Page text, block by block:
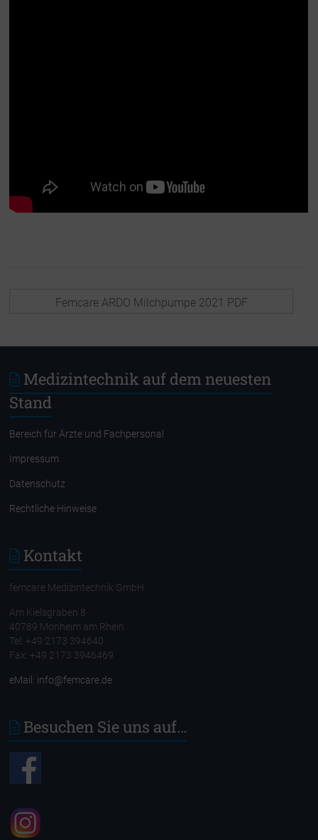
Femcare ARDO Milchpumpe 2021 PDF
Medizintechnik auf dem neuesten
Stand
Bereich für Ärzte und Fachpersonal
Impressum
Datenschutz
Rechtliche Hinweise
Kontakt
femcare Medizintechnik GmbH
Am Kielsgraben 8
40789 Monheim am Rhein
Tel: +49 2173 394640
Fax: +49 2173 3946469
eMail: info@femcare.de
Besuchen Sie uns auf…